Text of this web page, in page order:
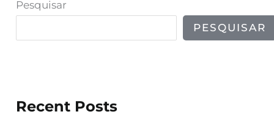
Pesquisar
PESQUISAR
Recent Posts
c
o